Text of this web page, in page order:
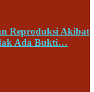
Reproduksi Akibat
Ada Bukti…